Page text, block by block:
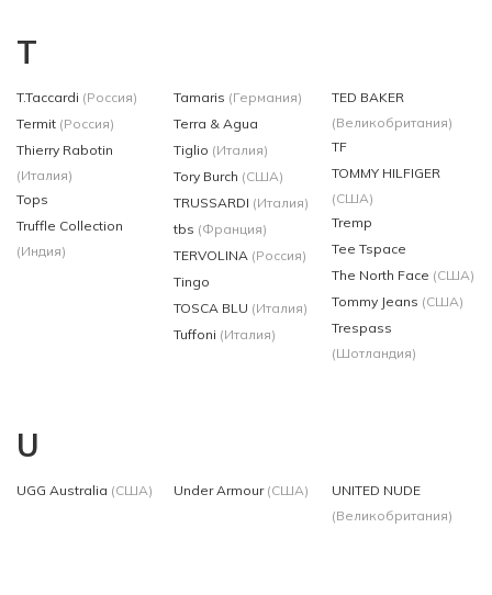
T
T.Taccardi (Россия)
Termit (Россия)
Thierry Rabotin
(Италия)
Tops
Truffle Collection
(Индия)
Tamaris (Германия)
Terra & Agua
Tiglio (Италия)
Tory Burch (США)
TRUSSARDI (Италия)
tbs (Франция)
TERVOLINA (Россия)
Tingo
TOSCA BLU (Италия)
Tuffoni (Италия)
TED BAKER
(Великобритания)
TF
TOMMY HILFIGER
(США)
Tremp
Tee Tspace
The North Face (США)
Tommy Jeans (США)
Trespass
(Шотландия)
U
UGG Australia (США) Under Armour (США)
UNITED NUDE
(Великобритания)